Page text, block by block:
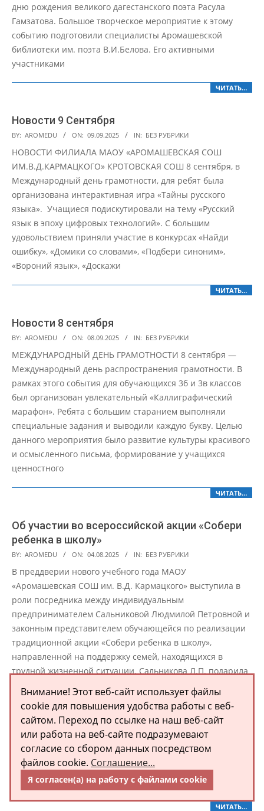
Внимание! Этот веб-сайт использует файлы
cookie для повышения удобства работы с веб-
сайтом. Переход по ссылке на наш веб-сайт
или работа на веб-сайте подразумевают
согласие со сбором данных посредством
файлов cookie. Соглашение...
Я согласен(а) на работу с файлами cookie
дню рождения великого дагестанского поэта Расула
Гамзатова. Большое творческое мероприятие к этому
событию подготовили специалисты Аромашевской
библиотеки им. поэта В.И.Белова. Его активными
участниками
ЧИТАТЬ…
Новости 9 Сентября
2025-
09-
09
BY: AROMEDU ON: 09.09.2025 IN: БЕЗ РУБРИКИ
НОВОСТИ ФИЛИАЛА МАОУ «АРОМАШЕВСКАЯ СОШ
ИМ.В.Д.КАРМАЦКОГО» КРОТОВСКАЯ СОШ 8 сентября, в
Международный день грамотности, для ребят была
организована интерактивная игра «Тайны русского
языка». Учащиеся подискутировали на тему «Русский
язык в эпоху цифровых технологий». С большим
удовольствием приняли участие в конкурсах «Найди
ошибку», «Домики со словами», «Подбери синоним»,
«Вороний язык», «Доскажи
ЧИТАТЬ…
Новости 8 сентября
2025-
09-
08
BY: AROMEDU ON: 08.09.2025 IN: БЕЗ РУБРИКИ
МЕЖДУНАРОДНЫЙ ДЕНЬ ГРАМОТНОСТИ 8 сентября —
Международный день распространения грамотности. В
рамках этого события для обучающихся 3б и 3в классов
был организован увлекательный «Каллиграфический
марафон». Ребята с большим старанием выполняли
специальные задания и выводили каждую букву. Целью
данного мероприятия было развитие культуры красивого
и осмысленного письма, формирование у учащихся
ценностного
ЧИТАТЬ…
Об участии во всероссийской акции «Собери
ребенка в школу»
2025-
08-
04
BY: AROMEDU ON: 04.08.2025 IN: БЕЗ РУБРИКИ
В преддверии нового учебного года МАОУ
«Аромашевская СОШ им. В.Д. Кармацкого» выступила в
роли посредника между индивидуальным
предпринимателем Сальниковой Людмилой Петровной и
законным представителем обучающейся по реализации
традиционной акции «Собери ребенка в школу»,
направленной на поддержку семей, находящихся в
трудной жизненной ситуации. Сальникова Л.П. подарила
ЧИТАТЬ…
Присоединяйся к программе наставничества в
Тюменской области #АСОШ #Образование72
#НАСТАВНИКИ72
2025-
07-
AROMEDU ON: 31.07.2025 IN: БЕЗ РУБРИКИ
ЧИТАТЬ…